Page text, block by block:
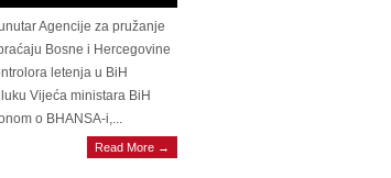
Agencije za pružanje
Bosne i Hercegovine
letenja u BiH
Vijeća ministara BiH
o BHANSA-i,...
Read More →